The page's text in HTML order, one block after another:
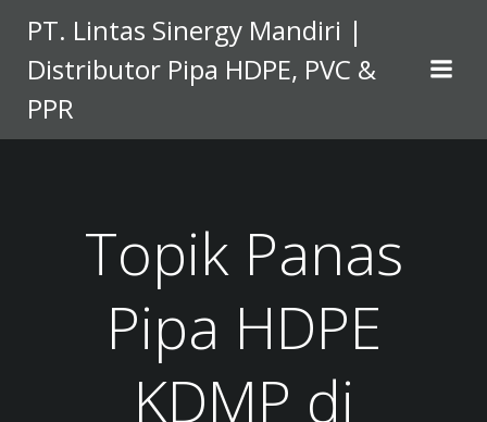
to
content
PT. Lintas Sinergy Mandiri |
Distributor Pipa HDPE, PVC &
PPR
Topik Panas
Pipa HDPE
KDMP di